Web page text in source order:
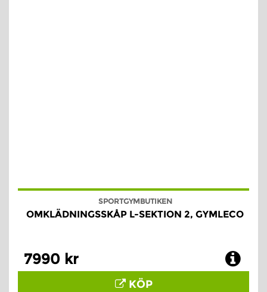
SPORTGYMBUTIKEN
OMKLÄDNINGSSKÅP L-SEKTION 2, GYMLECO
7990 kr
KÖP